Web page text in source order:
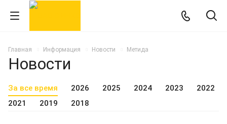
Главная Информация Новости Метида
Новости
За все время 2026 2025 2024 2023
2022
2021
2019 2018